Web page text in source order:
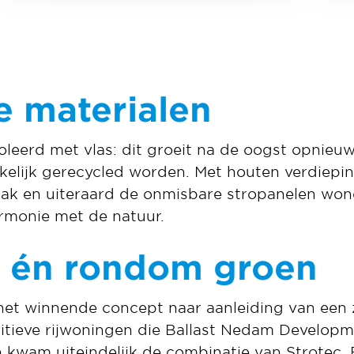
materialen
met vlas: dit groeit na de oogst
gerecycled worden. Met houten
en uiteraard de onmisbare stropanelen
met de natuur.
én rondom groen
winnende concept naar aanleiding van een
rijwoningen die Ballast Nedam